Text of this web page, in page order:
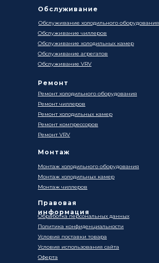
Ремонт
Обработка персональных данных
Политика конфиденциальности
Условия поставки товара
Оферта
Условия использования сайта
Ремонт холодильного оборудования
Ремонт чиллеров
Ремонт холодильных камер
Ремонт компрессоров
Ремонт VRV
Монтаж
Правовая
информация
Монтаж холодильного оборудования
Монтаж чиллеров
Монтаж холодильных камер
Обслуживание
Обслуживание холодильного оборудования
Обслуживание чиллеров
Обслуживание холодильных камер
Обслуживание агрегатов
Обслуживание VRV